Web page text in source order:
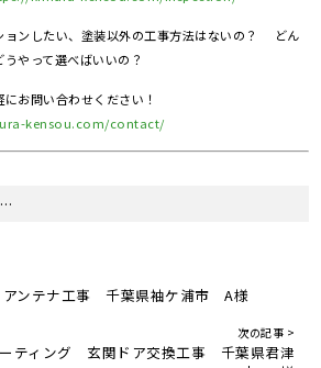
ンしたい、塗装以外の工事方法はないの？ どん
やって選べばいいの？
お問い合わせください！
kensou.com/contact/
外壁塗装 屋根塗装 シーリング工事 千葉県木
ンテナ工事 千葉県袖ケ浦市 A様
次の記事 >
ティング 玄関ドア交換工事 千葉県君津